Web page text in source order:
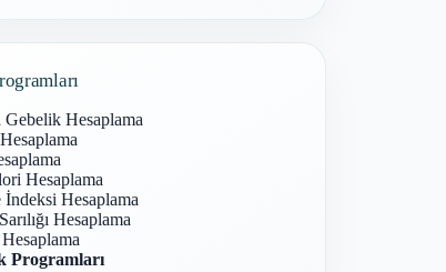
Hesaplama
Hesaplama
Hesaplama
Hesaplama
Programları